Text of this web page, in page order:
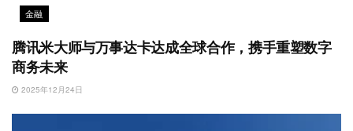
金融
腾讯米大师与万事达卡达成全球合作，携手重塑数字
商务未来
2025年12月24日